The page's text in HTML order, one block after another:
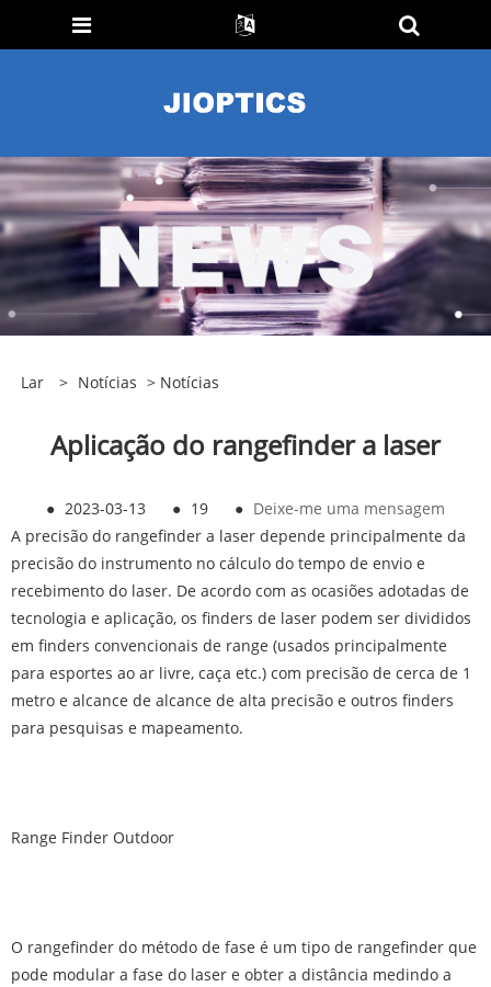
Lar > Notícias > Notícias
Aplicação do rangefinder a laser
● 2023-03-13 ● 19 ● Deixe-me uma mensagem
A precisão do rangefinder a laser depende principalmente da
precisão do instrumento no cálculo do tempo de envio e
recebimento do laser. De acordo com as ocasiões adotadas de
tecnologia e aplicação, os finders de laser podem ser divididos
em finders convencionais de range (usados ​​principalmente
para esportes ao ar livre, caça etc.) com precisão de cerca de 1
metro e alcance de alcance de alta precisão e outros finders
para pesquisas e mapeamento.
Range Finder Outdoor
O rangefinder do método de fase é um tipo de rangefinder que
pode modular a fase do laser e obter a distância medindo a